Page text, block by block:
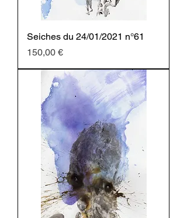
Seiches du 24/01/2021 n°61
Prezzo
150,00 €